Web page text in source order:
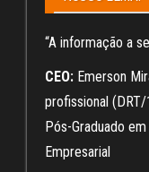
“A informação a
CEO: Emerson
profissional
Pós-Graduado
Empresarial